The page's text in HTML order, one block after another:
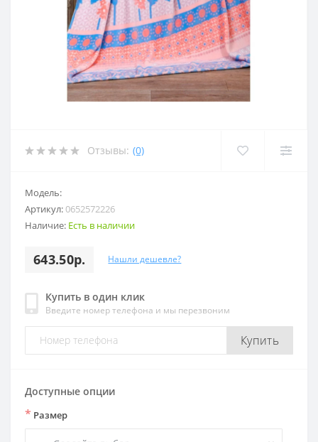
Отзывы: (0)
Модель:
Артикул:0652572226
Наличие: Есть в наличии
643.50р. Нашли дешевле?
Купить в один клик
Введите номер телефона и мы перезвоним
Купить
Доступные опции
* Размер